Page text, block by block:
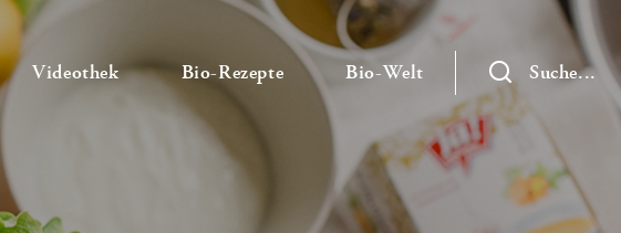
Videothek— Untermenü ausklappen
Bio-Rezepte— Untermenü ausklappen
Bio-Welt — UntermenüSuche...